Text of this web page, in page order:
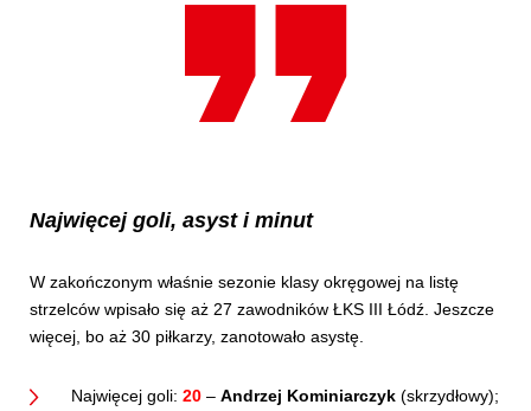
Najwięcej goli, asyst i minut
W zakończonym właśnie sezonie klasy okręgowej na listę
strzelców wpisało się aż 27 zawodników ŁKS III Łódź. Jeszcze
więcej, bo aż 30 piłkarzy, zanotowało asystę.
Najwięcej goli: 20 – Andrzej Kominiarczyk (skrzydłowy);